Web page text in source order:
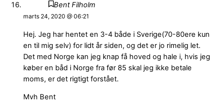
Bent Filholm
marts 24, 2020 @ 06:21
Hej. Jeg har hentet en 3-4 både i Sverige(70-80ere kun
en til mig selv) for lidt år siden, og det er jo rimelig let.
Det med Norge kan jeg knap få hoved og hale i, hvis jeg
køber en båd i Norge fra før 85 skal jeg ikke betale
moms, er det rigtigt forstået.
Mvh Bent